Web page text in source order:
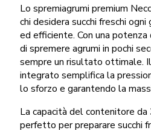
Lo spremiagrumi premium
chi desidera succhi freschi
ed efficiente. Con una
di spremere agrumi in pochi
sempre un risultato ottimale.
integrato semplifica la
lo sforzo e garantendo la
La capacità del contenitore
perfetto per preparare succhi